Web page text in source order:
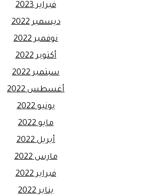
فبراير 2023
ديسمبر 2022
نوفمبر 2022
أكتوبر 2022
سبتمبر 2022
أغسطس 2022
يونيو 2022
مايو 2022
أبريل 2022
مارس 2022
فبراير 2022
يناير 2022